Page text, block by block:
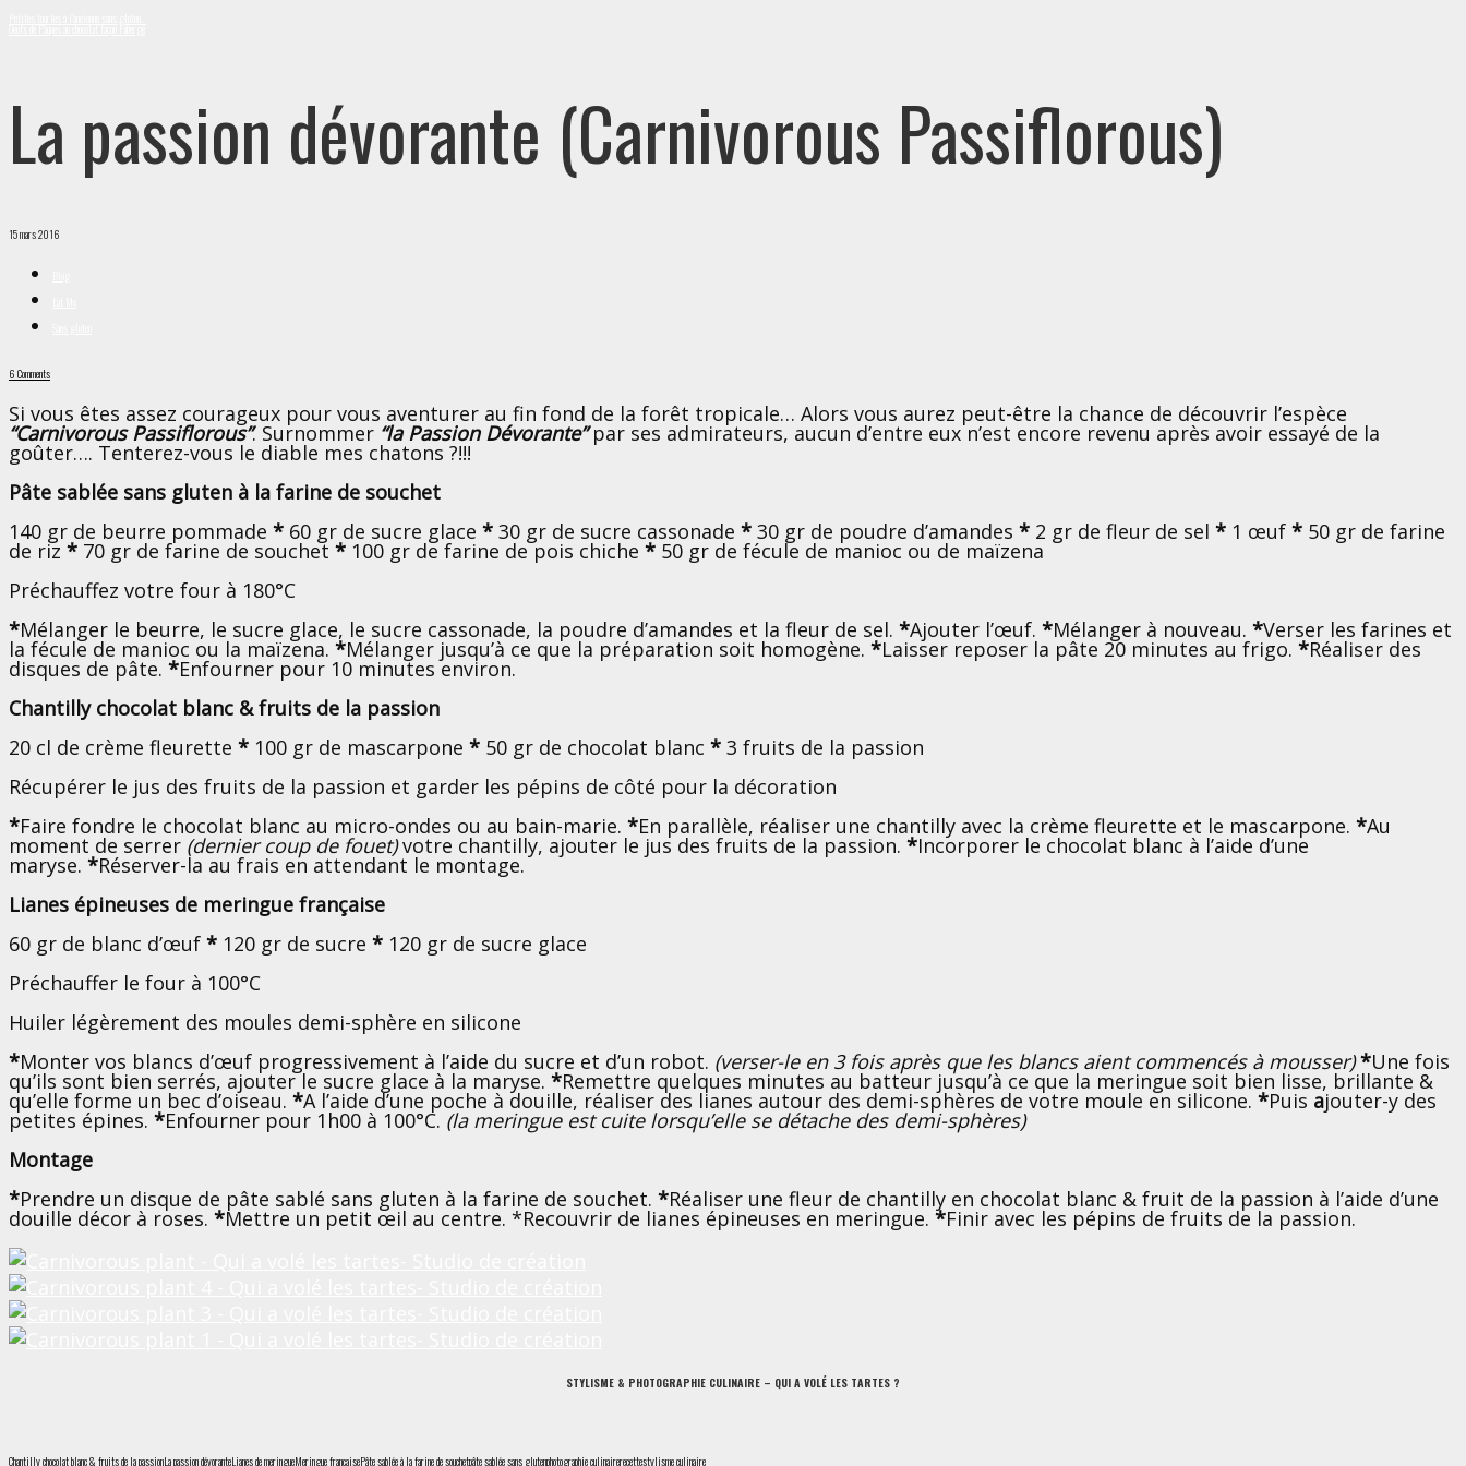
La passion dévorante (Carnivorous Passiflorous)
15 mars 2016
6 Comments
Si vous êtes assez courageux pour vous aventurer au fin fond de la forêt tropicale… Alors vous aurez peut-être la chance de découvrir l’espèce
“Carnivorous Passiflorous”. Surnommer “la Passion Dévorante”par ses admirateurs, aucun d’entre eux n’est encore revenu après avoir essayé de la
goûter…. Tenterez-vous le diable mes chatons ?!!!
Pâte sablée sans gluten à la farine de souchet
140 gr de beurre pommade * 60 gr de sucre glace * 30 gr de sucre cassonade * 30 gr de poudre d’amandes * 2 gr de fleur de sel * 1 œuf * 50 gr de farine
de riz * 70 gr de farine de souchet * 100 gr de farine de pois chiche * 50 gr de fécule de manioc ou de maïzena
Préchauffez votre four à 180°C
*Mélanger le beurre, le sucre glace, le sucre cassonade, la poudre d’amandes et la fleur de sel. *Ajouter l’œuf. *Mélanger à nouveau. *Verser les farines et
la fécule de manioc ou la maïzena. *Mélanger jusqu’à ce que la préparation soit homogène. *Laisser reposer la pâte 20 minutes au frigo. *Réaliser des
disques de pâte. *Enfourner pour 10 minutes environ.
Chantilly chocolat blanc & fruits de la passion
20 cl de crème fleurette * 100 gr de mascarpone * 50 gr de chocolat blanc * 3 fruits de la passion
Récupérer le jus des fruits de la passion et garder les pépins de côté pour la décoration
*Faire fondre le chocolat blanc au micro-ondes ou au bain-marie. *En parallèle, réaliser une chantilly avec la crème fleurette et le mascarpone. *Au
moment de serrer (dernier coup de fouet)votre chantilly, ajouter le jus des fruits de la passion. *Incorporer le chocolat blanc à l’aide d’une
maryse. *Réserver-la au frais en attendant le montage.
Lianes épineuses de meringue française
60 gr de blanc d’œuf * 120 gr de sucre * 120 gr de sucre glace
Préchauffer le four à 100°C
Huiler légèrement des moules demi-sphère en silicone
*Monter vos blancs d’œuf progressivement à l’aide du sucre et d’un robot. (verser-le en 3 fois après que les blancs aient commencés à mousser) *Une fois
qu’ils sont bien serrés, ajouter le sucre glace à la maryse. *Remettre quelques minutes au batteur jusqu’à ce que la meringue soit bien lisse, brillante &
qu’elle forme un bec d’oiseau. *A l’aide d’une poche à douille, réaliser des lianes autour des demi-sphères de votre moule en silicone. *Puis ajouter-y des
petites épines. *Enfourner pour 1h00 à 100°C. (la meringue est cuite lorsqu’elle se détache des demi-sphères)
Montage
*Prendre un disque de pâte sablé sans gluten à la farine de souchet. *Réaliser une fleur de chantilly en chocolat blanc & fruit de la passion à l’aide d’une
douille décor à roses. *Mettre un petit œil au centre. *Recouvrir de lianes épineuses en meringue. *Finir avec les pépins de fruits de la passion.
STYLISME & PHOTOGRAPHIE CULINAIRE – QUI A VOLÉ LES TARTES ?
Chantilly chocolat blanc & fruits de la passionLa passion dévoranteLianes de meringueMeringue françaisePâte sablée à la farine de souchetpâte sablée sans glutenphotographie culinairerecettestylisme culinaire